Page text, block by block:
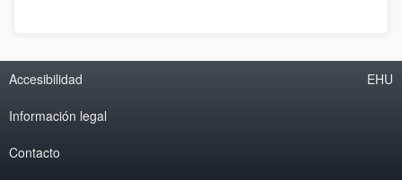
Accesibilidad
Información legal
Contacto
EHU